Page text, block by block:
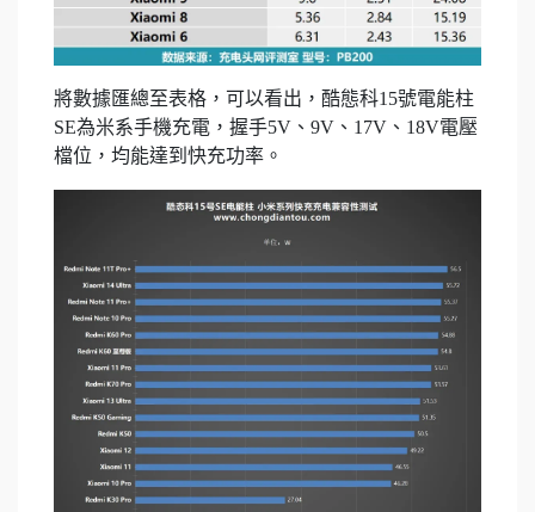
將數據匯總至表格，可以看出，酷態科15號電能柱
SE為米系手機充電，握手5V、9V、17V、18V電壓
檔位，均能達到快充功率。